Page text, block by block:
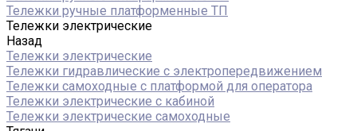
Тележки ручные платформенные ТП
Тележки электрические
Назад
Тележки электрические
Тележки гидравлические с электропередвижением
Тележки самоходные с платформой для оператора
Тележки электрические с кабиной
Тележки электрические самоходные